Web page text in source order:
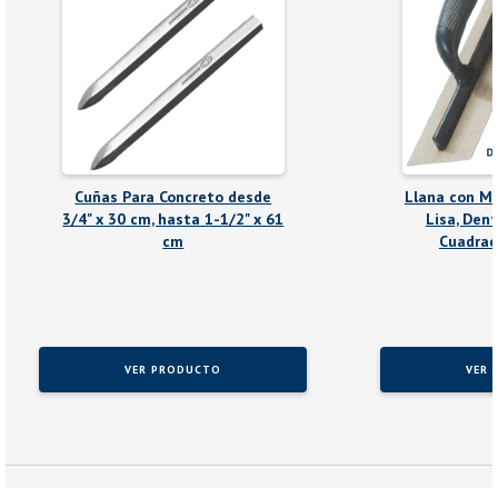
Cuñas Para Concreto desde
3/4" x 30 cm, hasta 1-1/2" x 61
cm
VER PRODUCTO
Llana con
Lisa,
VER